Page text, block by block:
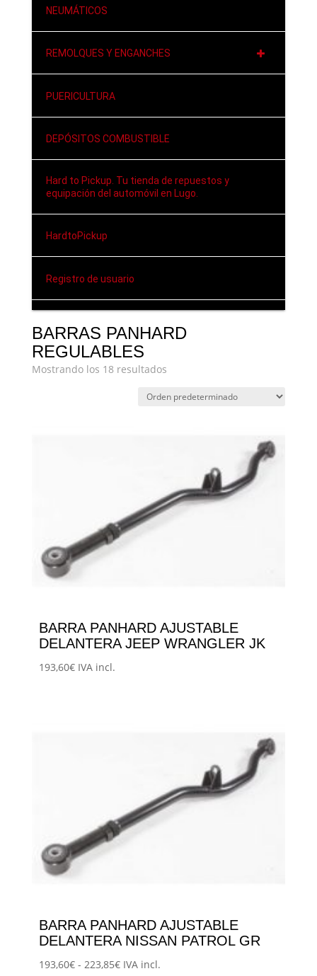
NEUMÁTICOS
REMOLQUES Y ENGANCHES
PUERICULTURA
DEPÓSITOS COMBUSTIBLE
Hard to Pickup. Tu tienda de repuestos y
equipación del automóvil en Lugo.
HardtoPickup
Registro de usuario
BARRAS PANHARD
REGULABLES
Mostrando los 18 resultados
BARRA PANHARD AJUSTABLE
DELANTERA JEEP WRANGLER JK
193,60€ IVA incl.
BARRA PANHARD AJUSTABLE
DELANTERA NISSAN PATROL GR
193,60€ - 223,85€Rango
IVA incl.